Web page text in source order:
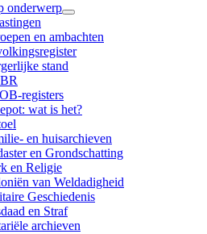
onderwerp
en ambachten
stand
registers
wat is het?
en huisarchieven
en Grondschatting
en Religie
van Weldadigheid
Geschiedenis
en Straf
archieven